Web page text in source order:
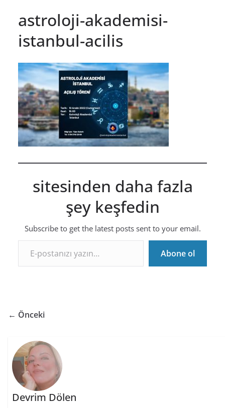
astroloji-akademisi-
istanbul-acilis
sitesinden daha fazla
şey keşfedin
Subscribe to get the latest posts sent to your email.
E-postanızı yazın…
Abone ol
← Önceki
Devrim Dölen